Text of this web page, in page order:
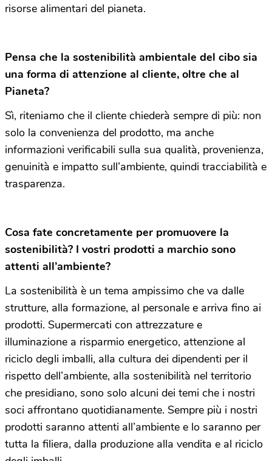
risorse alimentari del pianeta.
Pensa che la sostenibilità ambientale del cibo sia
una forma di attenzione al cliente, oltre che al
Pianeta?
Sì, riteniamo che il cliente chiederà sempre di più: non
solo la convenienza del prodotto, ma anche
informazioni verificabili sulla sua qualità, provenienza,
genuinità e impatto sull’ambiente, quindi tracciabilità e
trasparenza.
Cosa fate concretamente per promuovere la
sostenibilità? I vostri prodotti a marchio sono
attenti all’ambiente?
La sostenibilità è un tema ampissimo che va dalle
strutture, alla formazione, al personale e arriva fino ai
prodotti. Supermercati con attrezzature e
illuminazione a risparmio energetico, attenzione al
riciclo degli imballi, alla cultura dei dipendenti per il
rispetto dell’ambiente, alla sostenibilità nel territorio
che presidiano, sono solo alcuni dei temi che i nostri
soci affrontano quotidianamente. Sempre più i nostri
prodotti saranno attenti all’ambiente e lo saranno per
tutta la filiera, dalla produzione alla vendita e al riciclo